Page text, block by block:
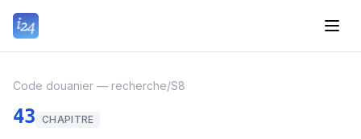
Code douanier — recherche/S8
43 CHAPITRE